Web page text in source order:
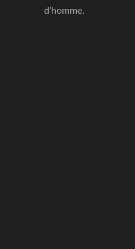
d’homme.